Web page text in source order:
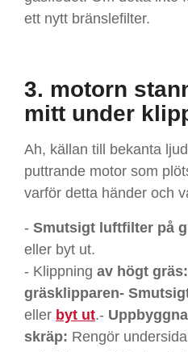
ett nytt bränslefilter.
3. motorn
mitt under
Ah, källan till bekanta
puttrande motor som
varför detta händer och
- Smutsigt luftfilter på
eller byt ut.
- Klippning av högt gräs:
gräsklipparen-
eller byt ut.-
skräp: Rengör